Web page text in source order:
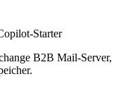
Starter
B2B Mail-Server,